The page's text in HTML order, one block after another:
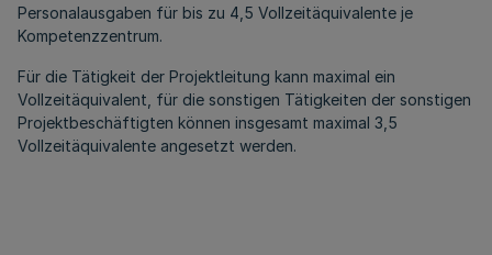
Personalausgaben für bis zu 4,5 Vollzeitäquivalente je
Kompetenzzentrum.
Für die Tätigkeit der Projektleitung kann maximal ein
Vollzeitäquivalent, für die sonstigen Tätigkeiten der sonstigen
Projektbeschäftigten können insgesamt maximal 3,5
Vollzeitäquivalente angesetzt werden.